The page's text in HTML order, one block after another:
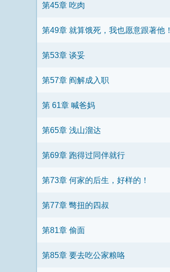
第45章 吃肉
第49章 就算饿死，我也愿意跟著他！
第53章 谈妥
第57章 阎解成入职
第 61章 喊爸妈
第65章 浅山溜达
第69章 跑得过同伴就行
第73章 何家的后生，好样的！
第77章 彆扭的四叔
第81章 偷面
第85章 要去吃公家粮咯